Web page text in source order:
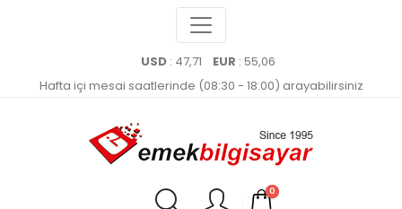
USD: 47,71 EUR : 55,06
Hafta içi mesai saatlerinde (08:30 - 18:00) arayabilirsiniz
0